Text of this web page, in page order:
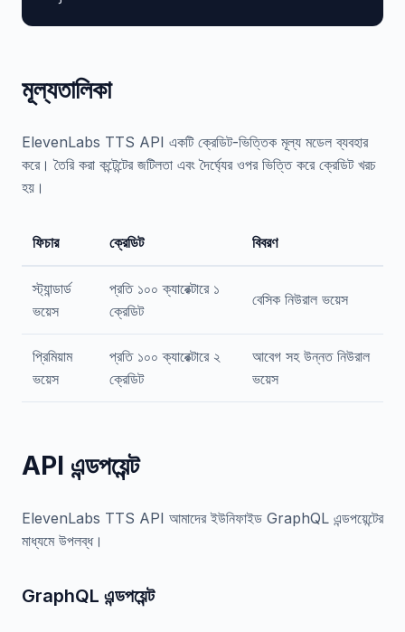
মূল্যতালিকা
ElevenLabs TTS API একটি ক্রেডিট-ভিত্তিক মূল্য মডেল ব্যবহার
করে। তৈরি করা কন্টেন্টের জটিলতা এবং দৈর্ঘ্যের ওপর ভিত্তি করে ক্রেডিট খরচ
হয়।
ফিচার ক্রেডিট বিবরণ
স্ট্যান্ডার্ড
ভয়েস
প্রতি ১০০ ক্যারেক্টারে ১
ক্রেডিট
বেসিক নিউরাল ভয়েস
প্রিমিয়াম
ভয়েস
প্রতি ১০০ ক্যারেক্টারে ২
ক্রেডিট
আবেগ সহ উন্নত নিউরাল
ভয়েস
API এন্ডপয়েন্ট
ElevenLabs TTS API আমাদের ইউনিফাইড GraphQL এন্ডপয়েন্টের
মাধ্যমে উপলব্ধ।
GraphQL এন্ডপয়েন্ট